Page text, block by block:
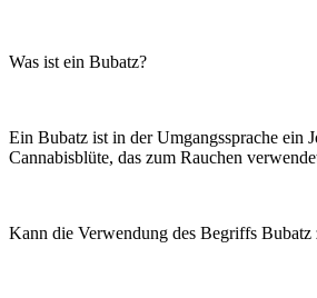
Was ist ein Bubatz?
Ein Bubatz ist in der Umgangssprache ein
Cannabisblüte, das zum Rauchen
Kann die Verwendung des Begriffs Bubatz